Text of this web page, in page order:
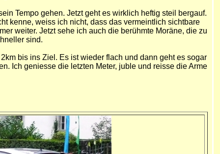
Tempo gehen. Jetzt geht es wirklich heftig steil bergauf.
kenne, weiss ich nicht, dass das vermeintlich sichtbare
weiter. Jetzt sehe ich auch die berühmte Moräne, die zu
sind.
bis ins Ziel. Es ist wieder flach und dann geht es sogar
Ich geniesse die letzten Meter, juble und reisse die Arme